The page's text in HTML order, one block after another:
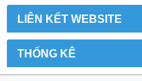
LIÊN KẾT WEBSITE
THỐNG KÊ